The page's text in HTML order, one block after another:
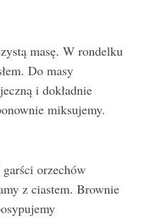
masę. W rondelku
Do masy
i dokładnie
miksujemy.
orzechów
z ciastem. Brownie